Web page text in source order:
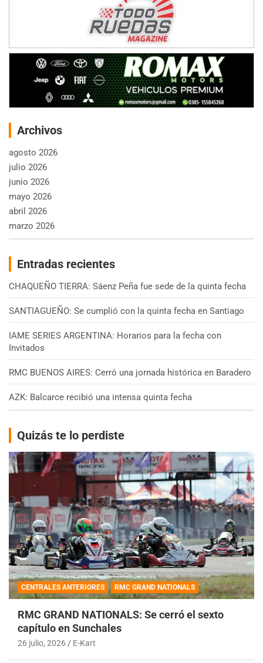
Archivos
agosto 2026
julio 2026
junio 2026
mayo 2026
abril 2026
marzo 2026
Entradas recientes
CHAQUEÑO TIERRA: Sáenz Peña fue sede de la quinta fecha
SANTIAGUEÑO: Se cumplió con la quinta fecha en Santiago
IAME SERIES ARGENTINA: Horarios para la fecha con
Invitados
RMC BUENOS AIRES: Cerró una jornada histórica en Baradero
AZK: Balcarce recibió una intensa quinta fecha
Quizás te lo perdiste
CENTRALES ANTERIORES RMC GRAND NATIONALS
RMC GRAND NATIONALS: Se cerró el sexto
capítulo en Sunchales
26 julio, 2026 E-Kart